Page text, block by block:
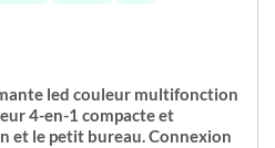
led couleur multifonction
4-en-1 compacte et
et le petit bureau. Connexion